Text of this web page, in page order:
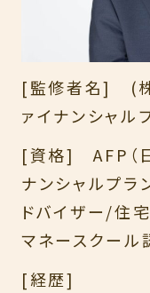
[監修者名] (株
ァイナンシャ
[資格] AFP（
ナンシャルプ
ドバイザー/住
マネースクール
[経歴]